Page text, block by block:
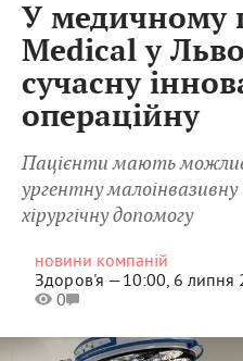
У медичному
Medical у
сучасну
операційну
Пацієнти мають
ургентну малоінвазивну
хірургічну допомогу
новини компаній
Здоров'я —10:00, 6 липня
0